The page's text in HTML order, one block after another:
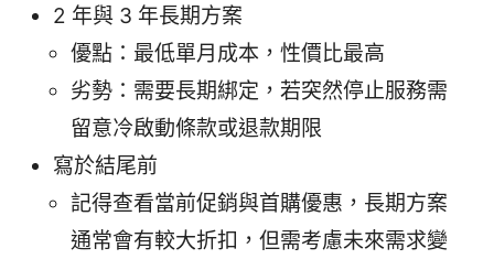
2 年與 3 年長期方案
優點：最低單月成本，性價比最高
劣勢：需要長期綁定，若突然停止服務需
留意冷啟動條款或退款期限
寫於結尾前
記得查看當前促銷與首購優惠，長期方案
通常會有較大折扣，但需考慮未來需求變